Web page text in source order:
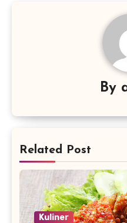
By
Related Post
Kuliner